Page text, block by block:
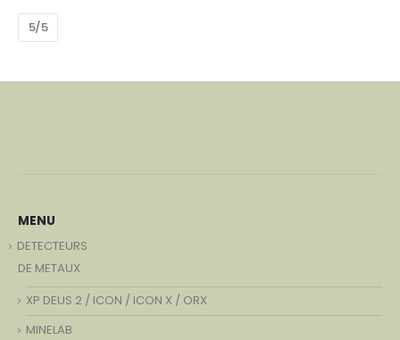
5/5
MENU
DETECTEURS
DE METAUX
XP DEUS 2 / ICON / ICON X / ORX
MINELAB